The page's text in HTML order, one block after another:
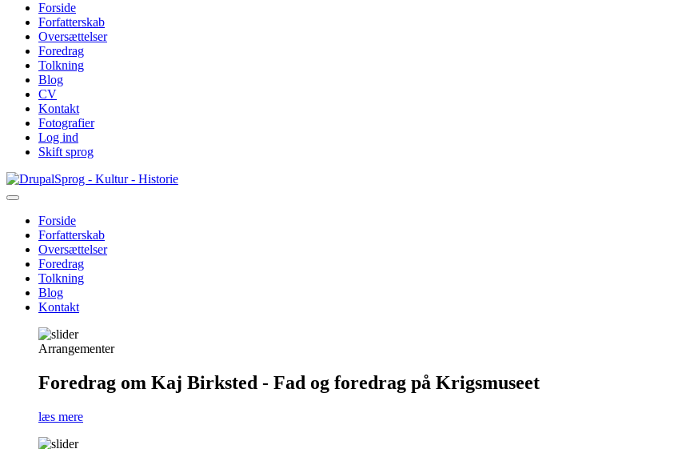
Forside
Forfatterskab
Oversættelser
Foredrag
Tolkning
Blog
CV
Kontakt
Fotografier
Log ind
Skift sprog
Gå
til
Sprog - Kultur - Historie
Primær
navigation
Forside
Forfatterskab
Oversættelser
Foredrag
Tolkning
Blog
Kontakt
Arrangementer
Foredrag om Kaj Birksted - Fad og foredrag på Krigsmuseet
læs mere